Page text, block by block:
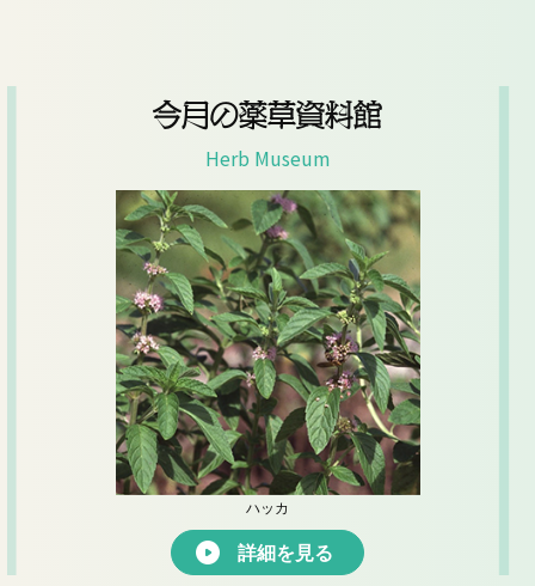
今月の薬草資料館
Herb Museum
ハッカ
詳細を見る